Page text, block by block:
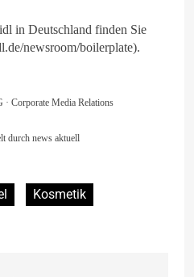
in Deutschland finden Sie
newsroom/boilerplate).
Corporate Media Relations
durch news aktuell
Kosmetik